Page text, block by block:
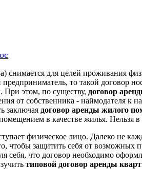
снимается для целей проживания
то такой договор
При этом, по существу, договор
от собственника - наймодателя
заключая договор аренды жилого
в качестве жилья. Нельзя
физическое лицо. Далеко не
чтобы защитить себя от возможных
себя, что договор необходимо
типовой договор аренды